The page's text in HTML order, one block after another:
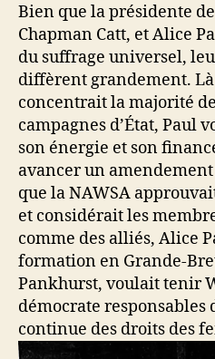
Bien que la présidente
Chapman Catt, et Alice
du suffrage universel,
diffèrent grandement. Là
concentrait la majorité
campagnes d’État, Paul
son énergie et son
avancer un
que la NAWSA
et considérait les
comme des alliés, Alice
formation en Grande-
Pankhurst, voulait tenir
démocrate
continue des droits des